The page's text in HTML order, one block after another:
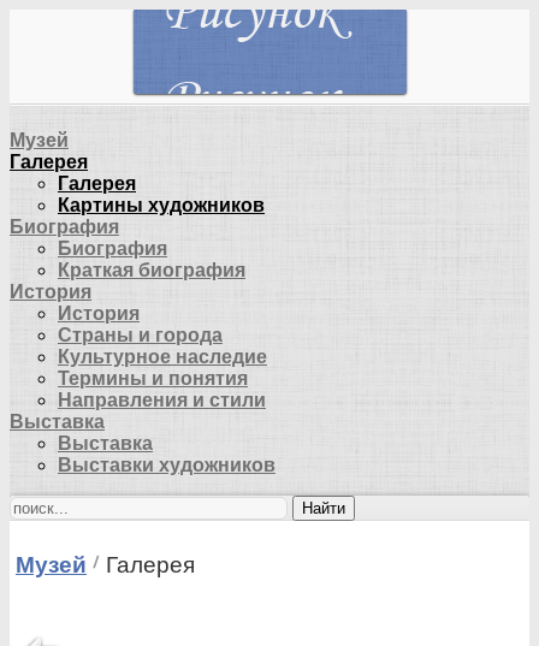
Музей
Галерея
Галерея
Картины художников
Биография
Биография
Краткая биография
История
История
Страны и города
Культурное наследие
Термины и понятия
Направления и стили
Выставка
Выставка
Выставки художников
Найти
Музей Галерея